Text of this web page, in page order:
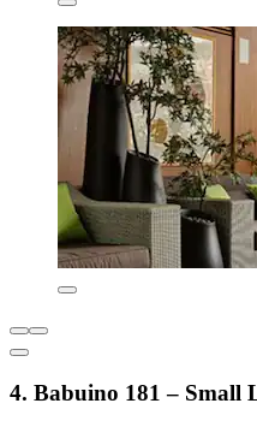
4. Babuino 181 – Small